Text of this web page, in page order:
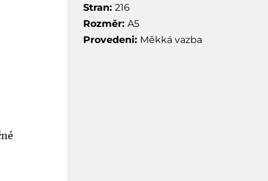
Stran: 216
Rozměr: A5
Provedeni: Měkká vazba